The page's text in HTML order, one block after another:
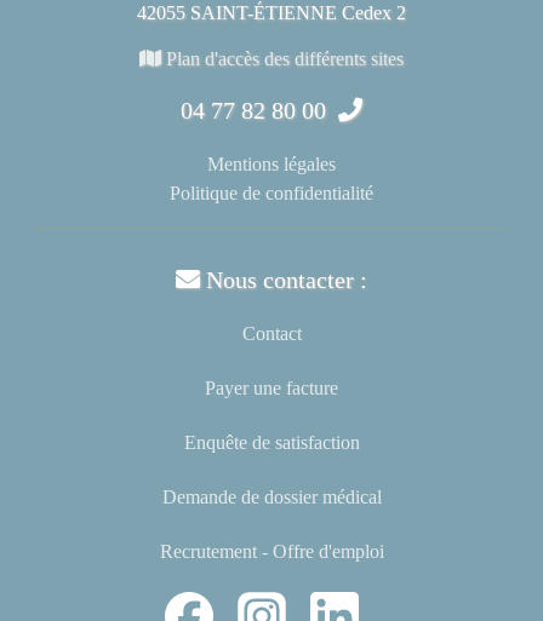
42055 SAINT-ÉTIENNE Cedex 2
Plan d'accès des différents sites
04 77 82 80 00
Mentions légales
Politique de confidentialité
Nous contacter :
Contact
Payer une facture
Enquête de satisfaction
Demande de dossier médical
Recrutement - Offre d'emploi